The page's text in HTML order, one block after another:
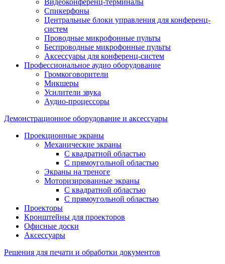
Спикерфоны
Центральные блоки управления для конференц-
систем
Проводные микрофонные пульты
Беспроводные микрофонные пульты
Аксессуары для конференц-систем
Профессиональное аудио оборудование
Громкоговорители
Микшеры
Усилители звука
Аудио-процессоры
Демонстрационное оборудование и аксессуары
Проекционные экраны
Механические экраны
С квадратной областью
С прямоугольной областью
Экраны на треноге
Моторизированные экраны
С квадратной областью
С прямоугольной областью
Проекторы
Кронштейны для проекторов
Офисные доски
Аксессуары
Решения для печати и обработки документов